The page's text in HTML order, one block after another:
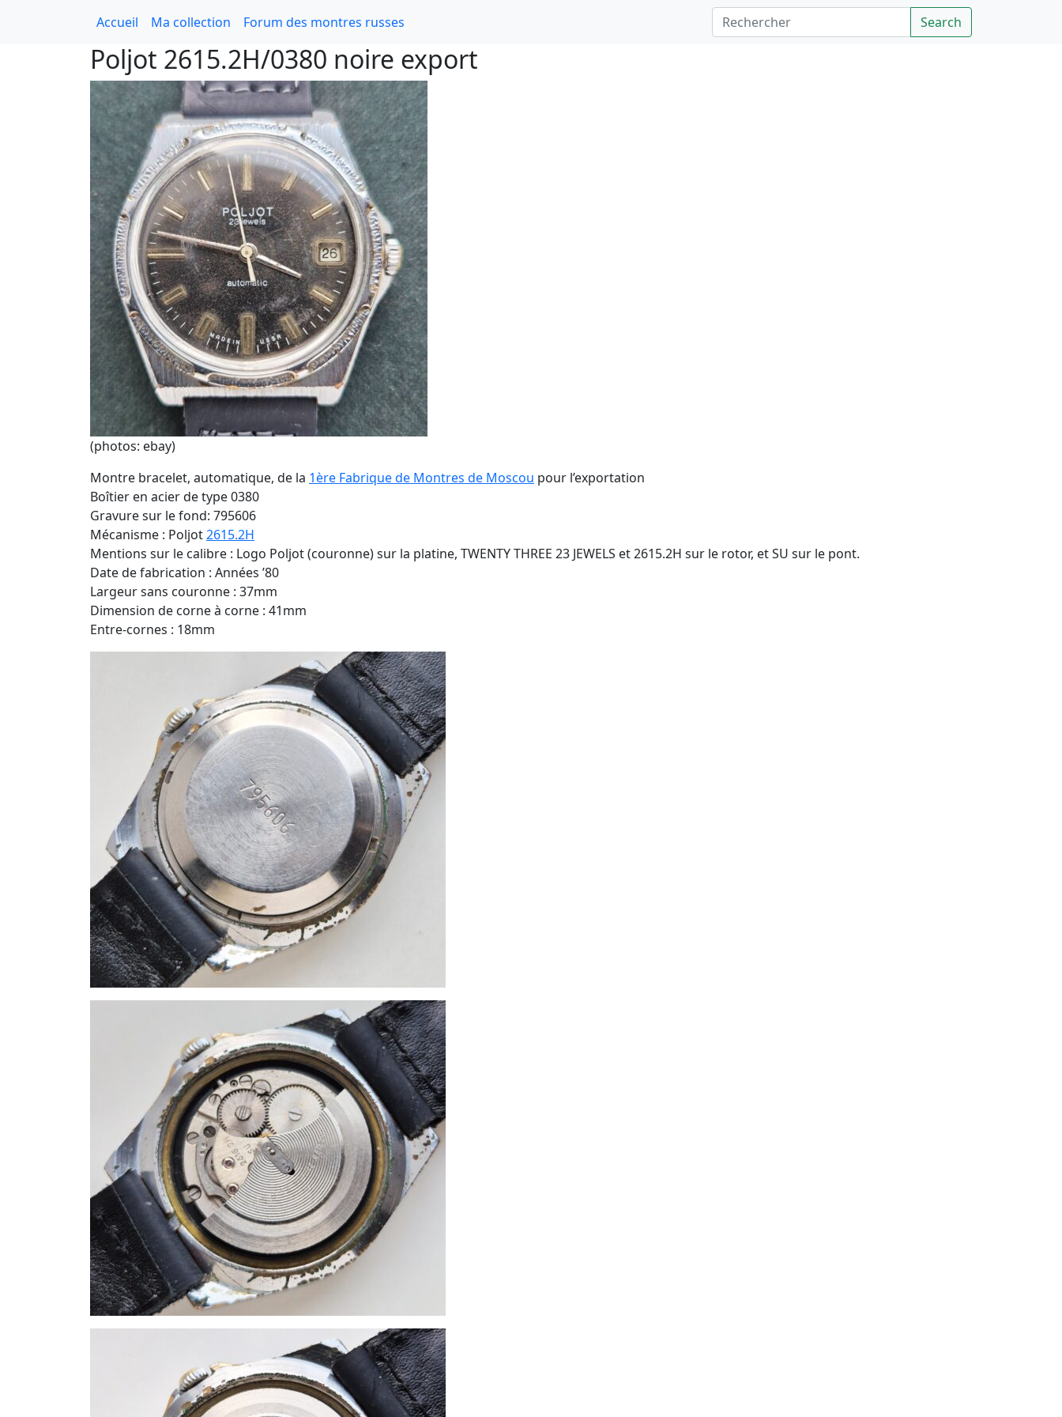
Accueil Ma collection Forum des montres russes Rechercher
Search
Poljot 2615.2H/0380 noire export
(photos: ebay)
Montre bracelet, automatique, de la 1ère Fabrique de Montres de Moscou pour l’exportation
Boîtier en acier de type 0380
Gravure sur le fond: 795606
Mécanisme : Poljot2615.2H
Mentions sur le calibre : Logo Poljot (couronne) sur la platine, TWENTY THREE 23 JEWELS et 2615.2H sur le rotor, et SU sur le pont.
Date de fabrication : Années ’80
Largeur sans couronne : 37mm
Dimension de corne à corne : 41mm
Entre-cornes : 18mm